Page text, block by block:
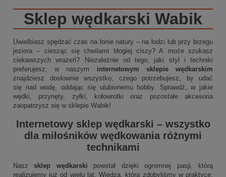
Sklep wędkarski Wabik
Uwielbiasz spędzać czas na łonie natury – na łodzi lub przy brzegu
jeziora – ciesząc się chwilami błogiej ciszy? A może szukasz
ciekawszych wrażeń? Niezależnie od tego, jaki styl i techniki
preferujesz, w naszym internetowym sklepie wędkarskim
znajdziesz dosłownie wszystko, czego potrzebujesz, by udać
się nad wodę, oddając się ulubionemu hobby. Sprawdź, w jakie
wędki, przynęty, żyłki, kołowrotki oraz pozostałe akcesoria
zaopatrzysz się w sklepie Wabik!
Internetowy sklep wędkarski – wszystko
dla miłośników wędkowania różnymi
technikami
Naszsklep wędkarski powstał dzięki ogromnej pasji, którą
realizujemy już od wielu lat. Wiedza, którą zdobyliśmy w praktyce,